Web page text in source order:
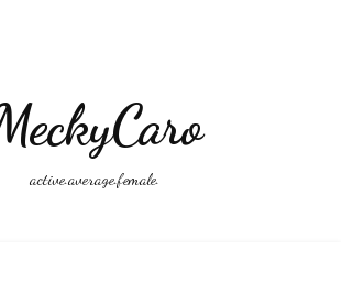
active.average.female.